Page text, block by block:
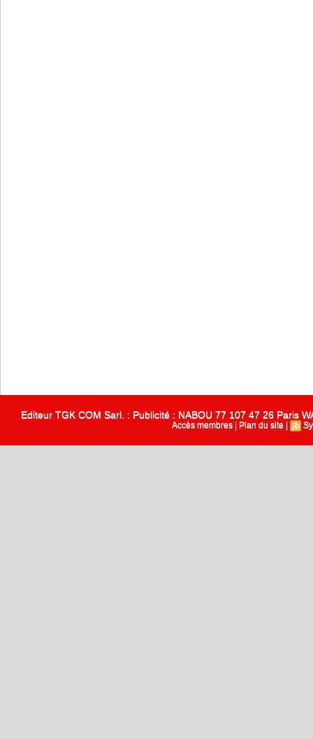
Editeur TGK COM Sarl. : Publicité : NABOU 77 107 47 26 Paris
Accès membres Plan du site